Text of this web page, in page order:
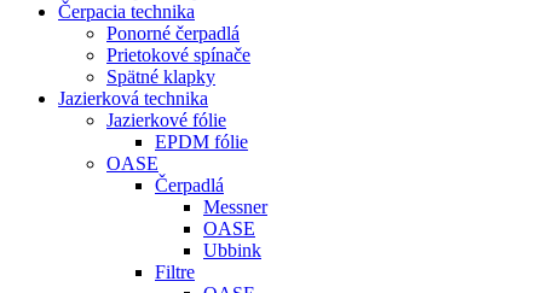
Čerpacia technika
Ponorné čerpadlá
Prietokové spínače
Spätné klapky
Jazierková technika
Jazierkové fólie
EPDM fólie
OASE
Čerpadlá
Messner
OASE
Ubbink
Filtre